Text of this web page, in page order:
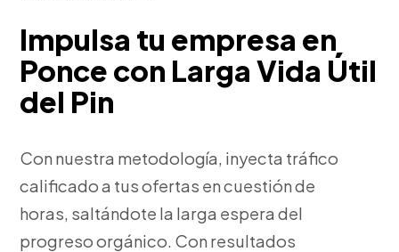
Impulsa tu empresa en
Ponce con Larga Vida Útil
del Pin
Con nuestra metodología, inyecta tráfico
calificado a tus ofertas en cuestión de
horas, saltándote la larga espera del
progreso orgánico. Con resultados